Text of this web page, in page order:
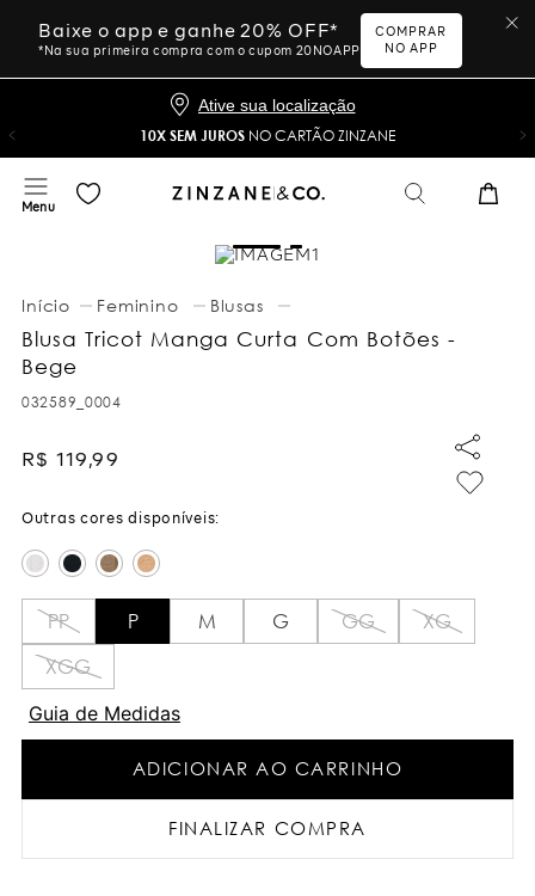
Baixe o app e ganhe 20% OFF*
*Na sua primeira compra com o cupom 20NOAPP
COMPRAR
NO APP
Ative sua localização
10X SEM JUROS NO CARTÃO ZINZANE
Feminino Blusas
Blusa Tricot Manga Curta Com Botões -
Bege
032589_0004
R$ 119,99
PP P M G GG
XG
XGG
Guia de Medidas
ADICIONAR AO CARRINHO
FINALIZAR COMPRA